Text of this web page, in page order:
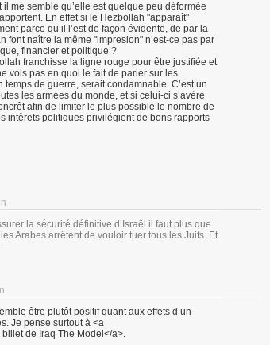
me semble qu’elle est quelque peu déformée
En effet si le Hezbollah "apparaît"
parce qu’il l’est de façon évidente, de par la
font naître la même "impresion" n’est-ce pas par
financier et politique ?
franchisse la ligne rouge pour être justifiée et
vois pas en quoi le fait de parier sur les
de guerre, serait condamnable. C’est un
les armées du monde, et si celui-ci s’avère
afin de limiter le plus possible le nombre de
intêrets politiques privilégient de bons rapports
la sécurité définitive d’Israël il faut plus que
Arabes arrêtent de vouloir tuer tous les Juifs. Et
être plutôt positif quant aux effets d’un
Je pense surtout à <a
de Iraq The Model</a>.